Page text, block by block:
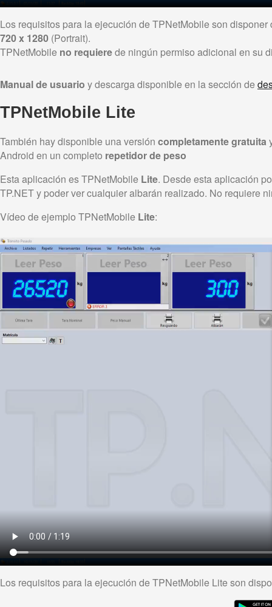
Los requisitos para la ejecución de TPNetMobile son
720 x 1280 (Portrait).
TPNetMobile no requierede ningún permiso adicional en su
Manual de usuario y descarga disponible en la sección de
TPNetMobile Lite
También hay disponible una versión completamente gratuita
Android en un completo repetidor de peso
Esta aplicación es TPNetMobile Lite. Desde esta aplicación
TP.NET y poder ver cualquier albarán realizado. No requiere
Vídeo de ejemplo TPNetMobile Lite:
Los requisitos para la ejecución de TPNetMobile Lite son